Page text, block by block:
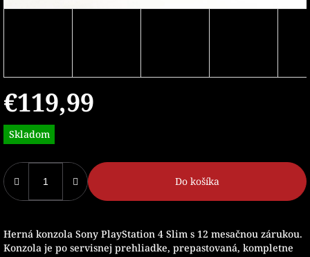
€119,99
Jednotková
cena:
Skladom
Do košíka
Herná konzola Sony PlayStation 4 Slim s 12 mesačnou zárukou.
Konzola je po servisnej prehliadke, prepastovaná, kompletne